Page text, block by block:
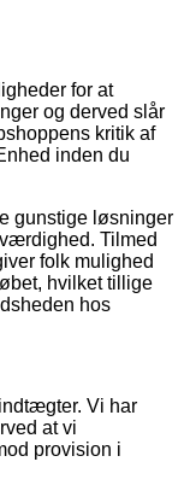
for at
og derved slår
kritik af
inden du
gunstige løsninger
Tilmed
folk mulighed
hvilket tillige
hos
Vi har
at vi
provision i